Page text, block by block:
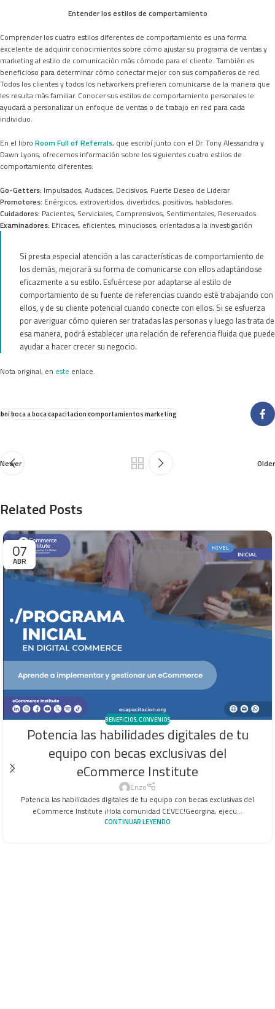
Entender los estilos de comportamiento
Comprender los cuatro estilos diferentes de comportamiento es una forma
excelente de adquirir conocimientos sobre cómo ajustar su programa de ventas y
marketing al estilo de comunicación más cómodo para el cliente. También es
beneficioso para determinar cómo conectar mejor con sus compañeros de red.
Todos los clientes y todos los networkers prefieren comunicarse de la manera que
les resulta más familiar. Conocer sus estilos de comportamiento personales le
ayudará a personalizar un enfoque de ventas o de trabajo en red para cada
individuo.
En el libro Room Full of Referrals, que escribí junto con el Dr. Tony Alessandra y
Dawn Lyons, ofrecemos información sobre los siguientes cuatro estilos de
comportamiento diferentes:
Go-Getters: Impulsados, Audaces, Decisivos, Fuerte Deseo de Liderar
Promotores: Enérgicos, extrovertidos, divertidos, positivos, habladores.
Cuidadores: Pacientes, Serviciales, Comprensivos, Sentimentales, Reservados
Examinadores: Eficaces, eficientes, minuciosos, orientados a la investigación
Si presta especial atención a las características de comportamiento de
los demás, mejorará su forma de comunicarse con ellos adaptándose
eficazmente a su estilo. Esfuércese por adaptarse al estilo de
comportamiento de su fuente de referencias cuando esté trabajando con
ellos, y de su cliente potencial cuando conecte con ellos. Si se esfuerza
por averiguar cómo quieren ser tratadas las personas y luego las trata de
esa manera, podrá establecer una relación de referencia fluida que puede
ayudar a hacer crecer su negocio.
Nota original, en este enlace.
bniboca a bocacapacitacioncomportamientosmarketing
Newer Older
Related Posts
07
ABR
BENEFICIOS,CONVENIOS
Potencia las habilidades digitales de tu
equipo con becas exclusivas del
eCommerce Institute
Enzo
Potencia las habilidades digitales de tu equipo con becas exclusivas del
eCommerce Institute ¡Hola comunidad CEVEC!Georgina, ejecu...
CONTINUAR LEYENDO